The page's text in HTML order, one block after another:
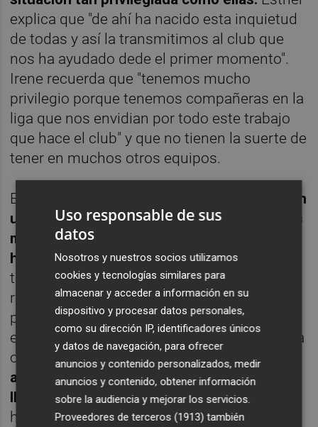
explica que "de ahí ha nacido esta inquietud
de todas y así la transmitimos al club que
nos ha ayudado dede el primer momento".
Irene recuerda que "tenemos mucho
privilegio porque tenemos compañeras en la
liga que nos envidian por todo este trabajo
que hace el club" y que no tienen la suerte de
tener en muchos otros equipos.
Esther ha admitido que, aunque "
estamos en
un punto en el que las deportistas estamos
más respaldas que nunca, hay mucho que
hacer
". Lo cierto es que durante toda la
temporada la afición del Valencia Basket ha
respondido de maravilla acudiendo a los
partidos del equipo femenino una media de
entre 2.000 y 3.000 personas. Pero para esta
ocasión quieren incluso más:"Queremos
aprovechar este partido para hacer un
llamamiento.Toda aquella persona que no
haya tenido la oportunidad de venir o que
Uso responsable de sus
datos
Nosotros y nuestros socios utilizamos
cookies y tecnologías similares para
almacenar y acceder a información en su
dispositivo y procesar datos personales,
como su dirección IP, identificadores únicos
y datos de navegación, para ofrecer
anuncios y contenido personalizados, medir
anuncios y contenido, obtener información
sobre la audiencia y mejorar los servicios.
Proveedores de terceros (1913) también